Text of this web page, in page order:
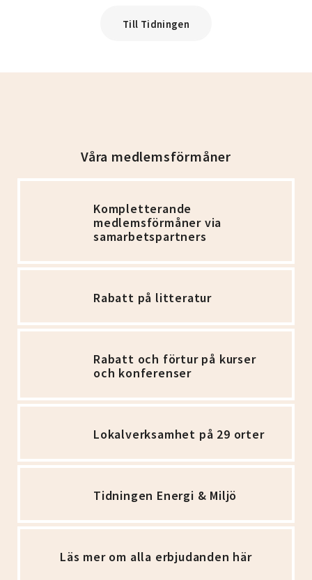
Till Tidningen
Våra medlemsförmåner
Kompletterande
medlemsförmåner via
samarbetspartners
Rabatt på litteratur
Rabatt och förtur på kurser
och konferenser
Lokalverksamhet på 29 orter
Tidningen Energi & Miljö
Läs mer om alla erbjudanden här